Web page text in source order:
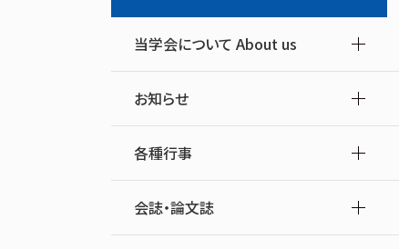
当学会について About us
お知らせ
各種行事
会誌・論文誌